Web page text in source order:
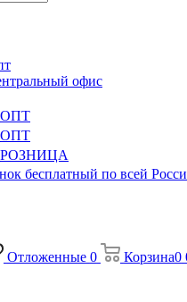
офис
ОПТ
ОПТ
РОЗНИЦА
бесплатный по всей
Отложенные 0 Корзина0